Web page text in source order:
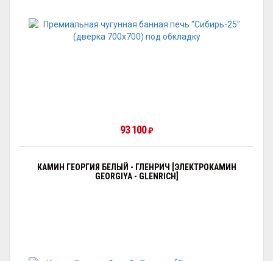
93 100₽
КАМИН ГЕОРГИЯ БЕЛЫЙ - ГЛЕНРИЧ [ЭЛЕКТРОКАМИН
GEORGIYA - GLENRICH]